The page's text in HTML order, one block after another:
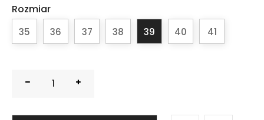
Rozmiar
35 36 37 38 39 40 41